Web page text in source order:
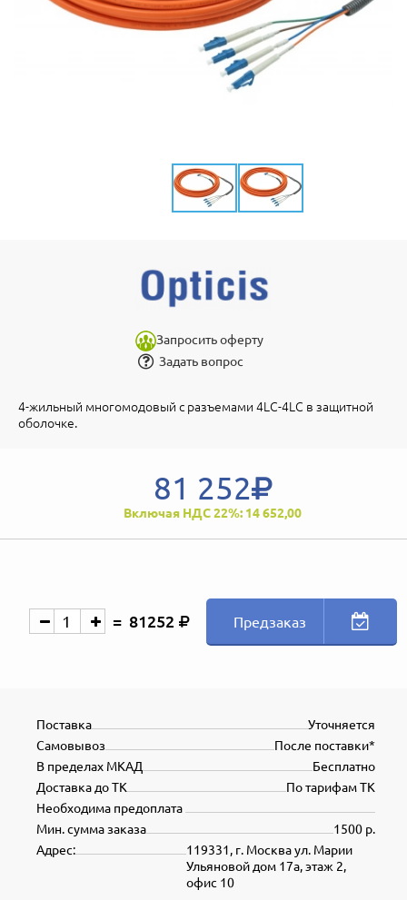
Запросить оферту
Задать вопрос
4-жильный многомодовый с разъемами 4LC-4LC в защитной
оболочке.
81 252
Включая НДС 22%: 14 652,00
81252 Предзаказ
Уточняется
Поставка
После поставки*
Самовывоз
Бесплатно
В пределах МКАД
По тарифам ТК
Доставка до ТК
Необходима предоплата
1500 р.
Мин. сумма заказа
119331, г. Москва ул. Марии
Ульяновой дом 17а, этаж 2,
офис 10
Адрес: